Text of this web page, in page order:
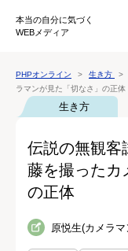
本当の自分に気づく
WEBメディア
PHPオンライン 生き方
ラマンが見た「切なさ」の正体
生き方
伝説の無観客
藤を撮ったカ
の正体
原悦生(カメラマ